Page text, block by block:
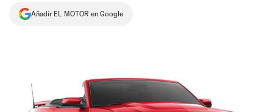
Añadir EL MOTOR en Google